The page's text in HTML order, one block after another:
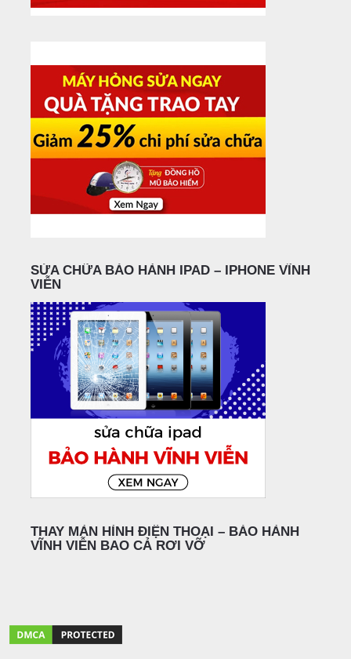
SỬA CHỮA BẢO HÀNH IPAD – IPHONE VĨNH
VIỄN
THAY MÀN HÌNH ĐIỆN THOẠI – BẢO HÀNH
VĨNH VIỄN BAO CẢ RƠI VỠ